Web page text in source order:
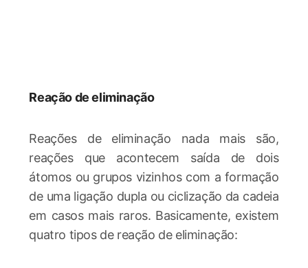
Reação de eliminação
Reações de eliminação nada mais são,
reações que acontecem saída de dois
átomos ou grupos vizinhos com a formação
de uma ligação dupla ou ciclização da cadeia
em casos mais raros. Basicamente, existem
quatro tipos de reação de eliminação: